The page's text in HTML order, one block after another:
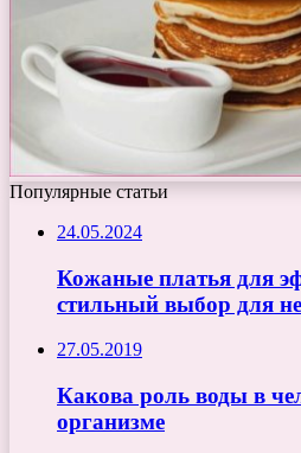
Популярные статьи
24.05.2024
Кожаные платья для
стильный выбор для
27.05.2019
Какова роль воды в
организме